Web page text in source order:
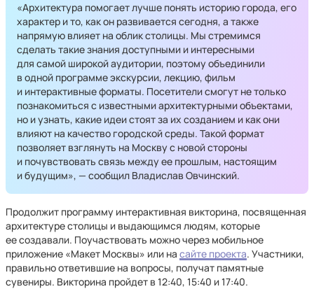
«Архитектура помогает лучше понять историю города, его
характер и то, как он развивается сегодня, а также
напрямую влияет на облик столицы. Мы стремимся
сделать такие знания доступными и интересными
для самой широкой аудитории, поэтому объединили
в одной программе экскурсии, лекцию, фильм
и интерактивные форматы. Посетители смогут не только
познакомиться с известными архитектурными объектами,
но и узнать, какие идеи стоят за их созданием и как они
влияют на качество городской среды. Такой формат
позволяет взглянуть на Москву с новой стороны
и почувствовать связь между ее прошлым, настоящим
и будущим», — сообщил Владислав Овчинский.
Продолжит программу интерактивная викторина, посвященная
архитектуре столицы и выдающимся людям, которые
ее создавали. Поучаствовать можно через мобильное
приложение «Макет Москвы» или на сайте проекта. Участники,
правильно ответившие на вопросы, получат памятные
сувениры. Викторина пройдет в 12:40, 15:40 и 17:40.